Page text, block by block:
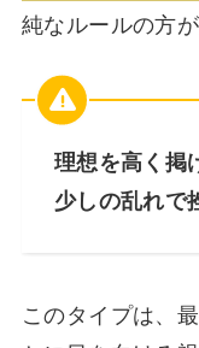
純なルールの方
理想を高く掲
少しの乱れで
このタイプは、